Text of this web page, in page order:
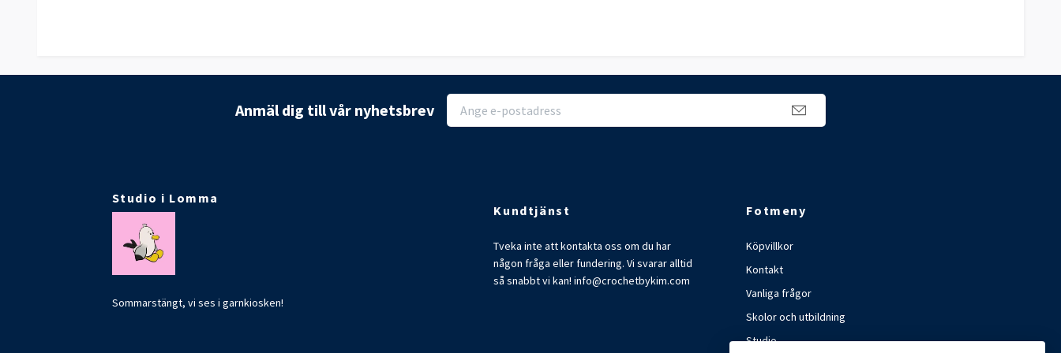
Anmäl dig till vår nyhetsbrev
Studio i Lomma
Sommarstängt, vi ses i garnkiosken!
Kundtjänst
Tveka inte att kontakta oss om du har
någon fråga eller fundering. Vi svarar alltid
så snabbt vi kan!info@crochetbykim.com
Fotmeny
Köpvillkor
Kontakt
Vanliga frågor
Skolor och utbildning
Studio